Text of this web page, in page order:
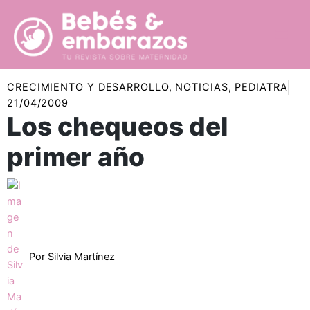
contenido
CRECIMIENTO Y DESARROLLO, NOTICIAS, PEDIATRA
21/04/2009
Los chequeos del
primer año
Por Silvia Martínez